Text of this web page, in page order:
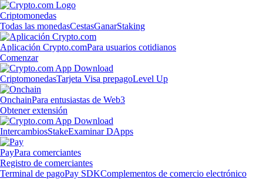
Criptomonedas
Todas las monedasCestasGanarStaking
Aplicación Crypto.comPara usuarios cotidianos
Comenzar
CriptomonedasTarjeta Visa prepagoLevel Up
OnchainPara entusiastas de Web3
Obtener extensión
IntercambiosStakeExaminar DApps
PayPara comerciantes
Registro de comerciantes
Terminal de pagoPay SDKComplementos de comercio electrónico